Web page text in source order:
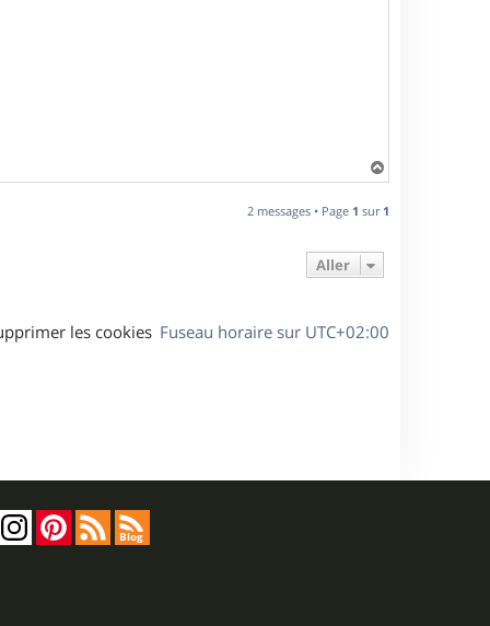
a
t
2 messages • Page 1 sur 1
Aller
Fuseau horaire sur UTC+02:00
les cookies